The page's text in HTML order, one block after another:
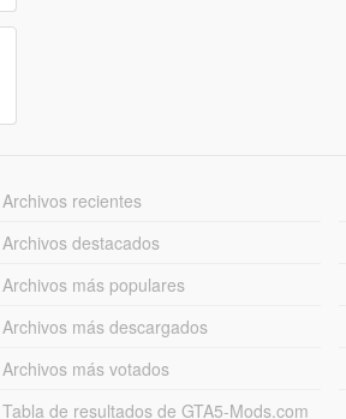
Archivos recientes
Archivos destacados
Archivos más populares
Archivos más descargados
Archivos más votados
Tabla de resultados de GTA5-Mods.com